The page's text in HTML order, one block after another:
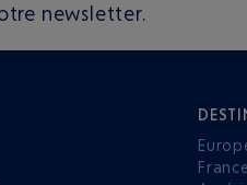
newsletter.
France